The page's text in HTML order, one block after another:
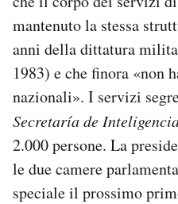
mantenuto la stessa
anni della dittatura
1983) e che finora «non
nazionali». I servizi
Secretaría de
2.000 persone. La
le due camere
speciale il prossimo